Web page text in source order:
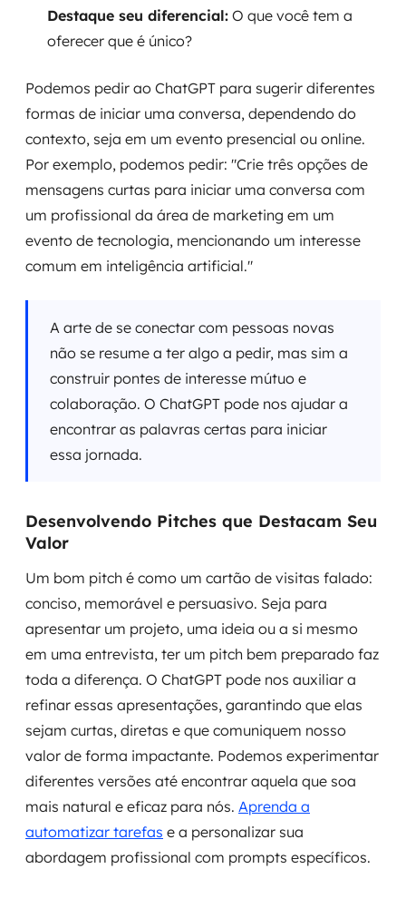
Destaque seu diferencial: O que você tem a
oferecer que é único?
Podemos pedir ao ChatGPT para sugerir diferentes
formas de iniciar uma conversa, dependendo do
contexto, seja em um evento presencial ou online.
Por exemplo, podemos pedir: "Crie três opções de
mensagens curtas para iniciar uma conversa com
um profissional da área de marketing em um
evento de tecnologia, mencionando um interesse
comum em inteligência artificial."
A arte de se conectar com pessoas novas
não se resume a ter algo a pedir, mas sim a
construir pontes de interesse mútuo e
colaboração. O ChatGPT pode nos ajudar a
encontrar as palavras certas para iniciar
essa jornada.
Desenvolvendo Pitches que Destacam Seu
Valor
Um bom pitch é como um cartão de visitas falado:
conciso, memorável e persuasivo. Seja para
apresentar um projeto, uma ideia ou a si mesmo
em uma entrevista, ter um pitch bem preparado faz
toda a diferença. O ChatGPT pode nos auxiliar a
refinar essas apresentações, garantindo que elas
sejam curtas, diretas e que comuniquem nosso
valor de forma impactante. Podemos experimentar
diferentes versões até encontrar aquela que soa
mais natural e eficaz para nós. Aprenda a
automatizar tarefas e a personalizar sua
abordagem profissional com prompts específicos.